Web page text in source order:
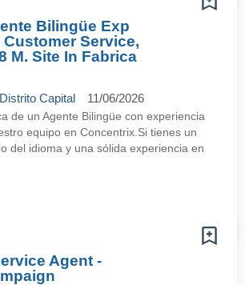
Bilingüe Exp
Service,
M. Site In Fabrica
Capital 11/06/2026
de un Agente Bilingüe con experiencia
equipo en Concentrix.Si tienes un
del idioma y una sólida experiencia en
Agent -